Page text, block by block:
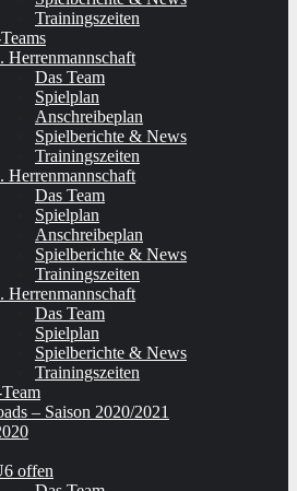
Trainingszeiten
Herrenmannschaft
Das Team
Spielplan
Anschreibeplan
Spielberichte & News
Trainingszeiten
Herrenmannschaft
Das Team
Spielplan
Anschreibeplan
Spielberichte & News
Trainingszeiten
Herrenmannschaft
Das Team
Spielplan
Spielberichte & News
Trainingszeiten
– Saison 2020/2021
offen